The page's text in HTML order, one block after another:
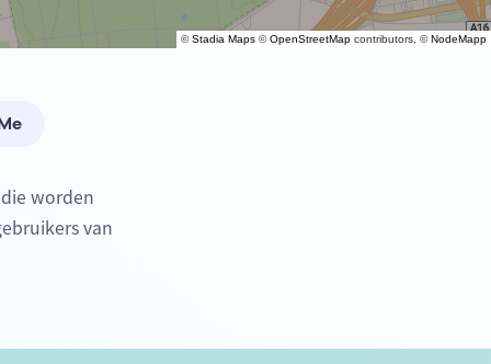
©Stadia Maps ©OpenStreetMap contributors, ©NodeMapp
worden
van